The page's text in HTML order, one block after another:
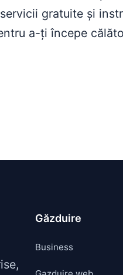
gratuite și
a-ți începe
Găzduire
Business